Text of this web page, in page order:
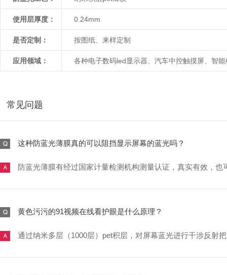
使用层厚度： 0.24mm
是否定制： 按图纸、来样定制
应用领域： 各种电子数码led显示器、汽车中控触摸屏、智
常见问题
这种防蓝光薄膜真的可以阻挡显示屏幕的蓝光吗？
防蓝光薄膜有经过国家计量检测机构测量认证，真实有效，
黄色污污的91视频在线看护眼是什么原理？
通过纳米多层（1000层）pet积层，对屏幕蓝光进行干涉反射把蓝